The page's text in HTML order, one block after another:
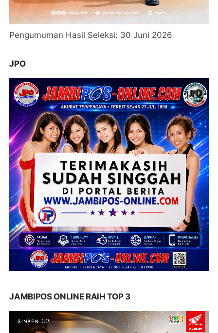
Pengumuman Hasil Seleksi: 30 Juni 2026
JPO
JAMBIPOS ONLINE RAIH TOP 3